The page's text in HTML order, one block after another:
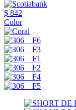
$ 842
Color